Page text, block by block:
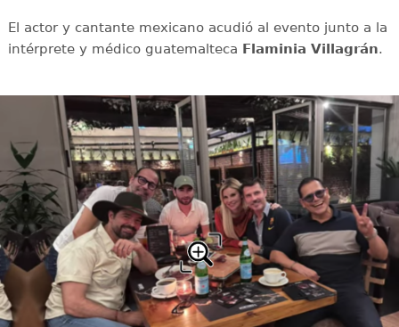
El actor y cantante mexicano acudió al evento junto a la
intérprete y médico guatemalteca Flaminia Villagrán.